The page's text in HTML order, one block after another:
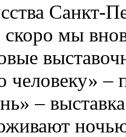
Санкт-
мы
человеку» –
–